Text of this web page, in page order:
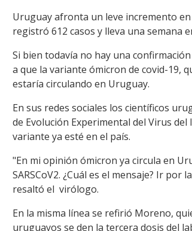
Email
Copy
Link
Uruguay afronta un leve incremento
registró 612 casos y lleva una semana
Si bien todavía no hay una
a que la variante ómicron de covid-19,
estaría circulando en Uruguay.
En sus redes sociales los científicos
de Evolución Experimental del Virus
variante ya esté en el país.
"En mi opinión ómicron ya circula en
SARSCoV2. ¿Cuál es el mensaje? Ir
resaltó el virólogo.
En la misma línea se refirió Moreno,
uruguayos se den la tercera dosis del